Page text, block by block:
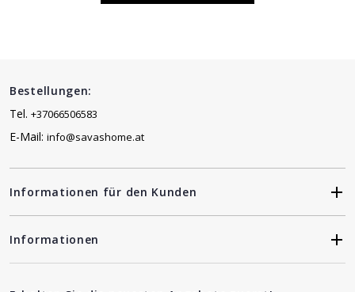
Bestellungen:
Tel. +37066506583
E-Mail: info@savashome.at
Informationen für den Kunden
Informationen